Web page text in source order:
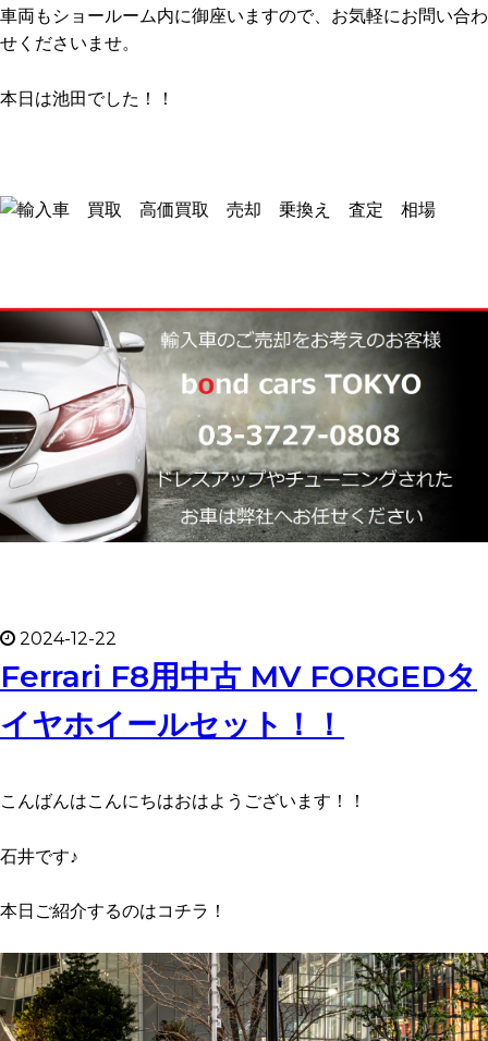
車両もショールーム内に御座いますので、お気軽にお問い合わ
せくださいませ。
本日は池田でした！！
2024-12-22
Ferrari F8用中古 MV FORGEDタ
イヤホイールセット！！
こんばんはこんにちはおはようございます！！
石井です♪
本日ご紹介するのはコチラ！